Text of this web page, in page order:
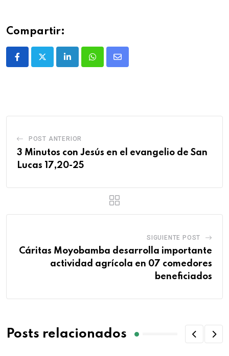
Compartir:
POST ANTERIOR
3 Minutos con Jesús en el evangelio de San
Lucas 17,20-25
SIGUIENTE POST
Cáritas Moyobamba desarrolla importante
actividad agrícola en 07 comedores
beneficiados
Posts relacionados